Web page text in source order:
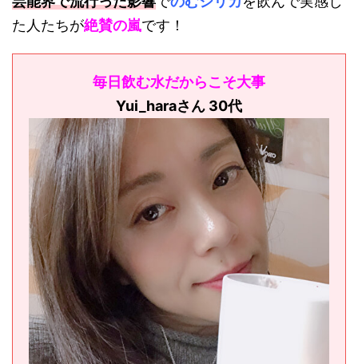
た人たちが絶賛の嵐です！
毎日飲む水だからこそ大事
Yui_haraさん 30代